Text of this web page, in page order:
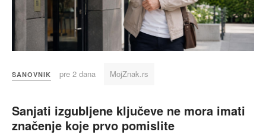
SANOVNIK pre 2 dana MojZnak.rs
Sanjati izgubljene ključeve ne mora imati
značenje koje prvo pomislite